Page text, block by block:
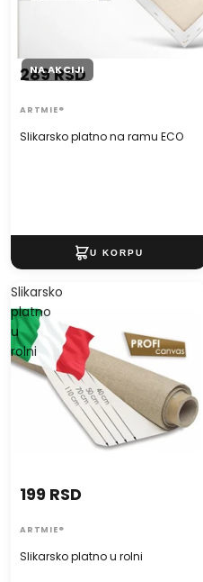
NA AKCIJI
Slikarsko platno na ramu ECO
289 RSD
ARTMIE®
Slikarsko
platno
u
rolni
Slikarsko platno u rolni
199 RSD
ARTMIE®